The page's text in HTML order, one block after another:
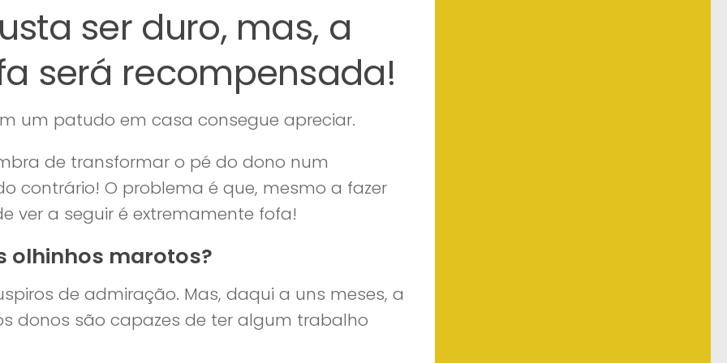
ser duro, mas, a
será recompensada!
um patudo em casa consegue apreciar.
de transformar o pé do dono num
contrário! O problema é que, mesmo a fazer
ver a seguir é extremamente fofa!
olhinhos marotos?
de admiração. Mas, daqui a uns meses, a
donos são capazes de ter algum trabalho